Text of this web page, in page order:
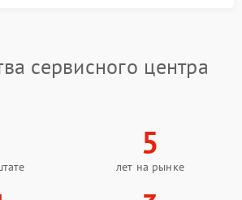
сервисного центра
5
лет на рынке